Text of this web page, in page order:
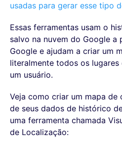
usadas para gerar esse tipo
Essas ferramentas usam o
salvo na nuvem do Google a
Google e ajudam a criar um
literalmente todos os
um usuário.
Veja como criar um mapa de
de seus dados de histórico
uma ferramenta chamada
de Localização: